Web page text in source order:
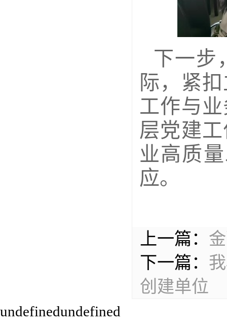
下一步
际，紧
工作与
层党建
业高质
应。
上一篇：
下一篇：
创建单位
undefinedundefined